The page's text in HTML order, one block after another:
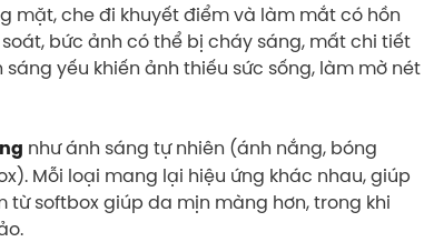
mặt, che đi khuyết điểm và làm mắt có hồn
bức ảnh có thể bị cháy sáng, mất chi tiết
yếu khiến ảnh thiếu sức sống, làm mờ nét
như ánh sáng tự nhiên (ánh nắng, bóng
Mỗi loại mang lại hiệu ứng khác nhau, giúp
từ softbox giúp da mịn màng hơn, trong khi